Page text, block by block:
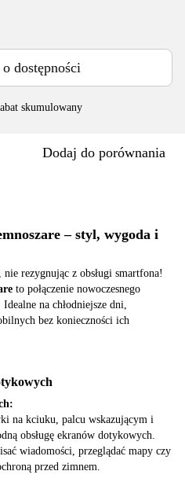
dostępności
skumulowany
Dodaj do porównania
– styl, wygoda i
rezygnując z obsługi smartfona!
to połączenie nowoczesnego
na chłodniejsze dni,
bez konieczności ich
na kciuku, palcu wskazującym i
obsługę ekranów dotykowych.
wiadomości, przeglądać mapy czy
przed zimnem.